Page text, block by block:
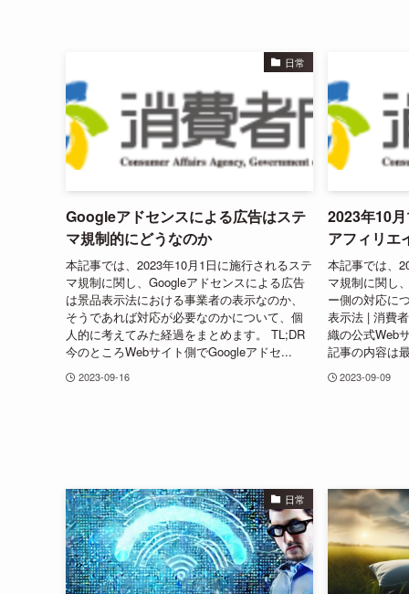
日常
Googleアドセンスによる広告はステ
マ規制的にどうなのか
本記事では、2023年10月1日に施行されるステ
マ規制に関し、Googleアドセンスによる広告
は景品表示法における事業者の表示なのか、
そうであれば対応が必要なのかについて、個
人的に考えてみた経過をまとめます。 TL;DR
今のところWebサイト側でGoogleアドセ...
2023-09-16
2023年10
アフィリエ
本記事では、
マ規制に関し
ー側の対応に
表示法 | 消費
織の公式Web
記事の内容は
2023-09-09
日常